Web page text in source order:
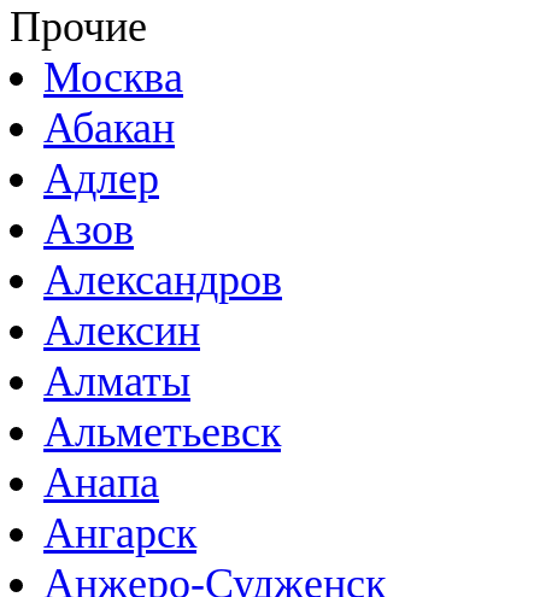
Прочие
Москва
Абакан
Адлер
Азов
Александров
Алексин
Алматы
Альметьевск
Анапа
Ангарск
Анжеро-Судженск